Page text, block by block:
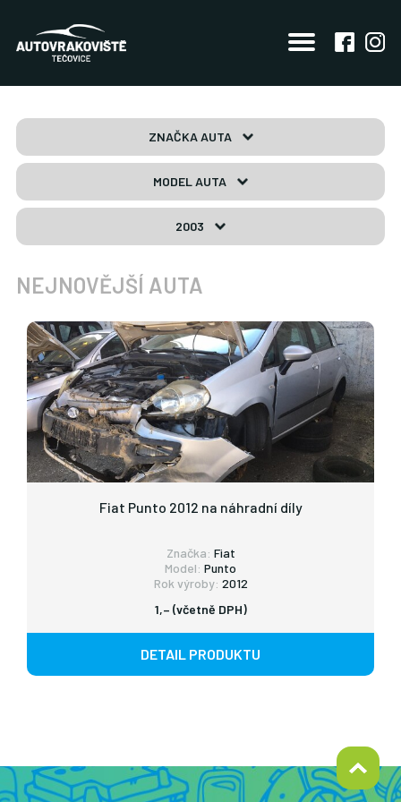
ZNAČKA AUTA
MODEL AUTA
2003
NEJNOVĚJŠÍ AUTA
Fiat Punto 2012 na náhradní díly
Značka: Fiat
Model: Punto
Rok výroby: 2012
1,– (včetně DPH)
DETAIL PRODUKTU